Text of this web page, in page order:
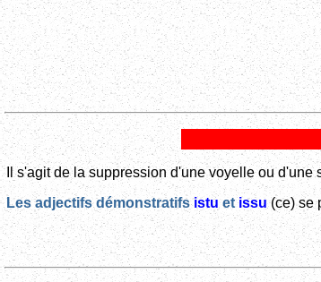
Il s'agit de la suppression d'une voyelle ou
Les adjectifs démonstratifsistu etissu (ce) se